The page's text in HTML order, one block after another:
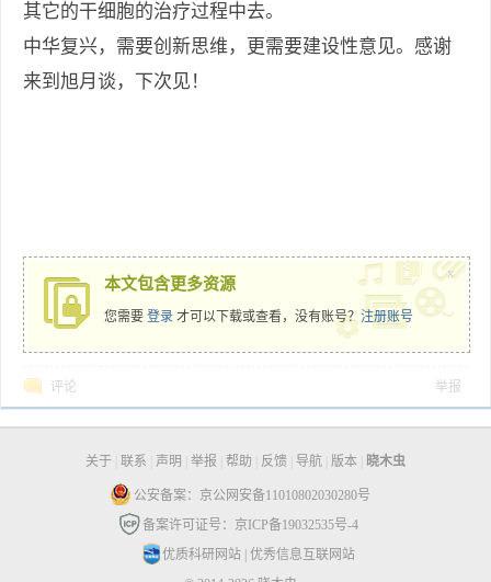
其它的干细胞的治疗过程中去。
中华复兴，需要创新思维，更需要建设性意见。感谢
来到旭月谈，下次见！
本文包含更多资源
您需要 登录 才可以下载或查看，没有账号？ 注册账号
x
评论 举报
关于 联系 声明 举报 帮助 反馈 导航 版本 晓木虫
公安备案：京公网安备11010802030280号
备案许可证号：京ICP备19032535号-4
优质科研网站| 优秀信息互联网站